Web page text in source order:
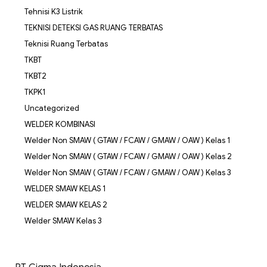
Tehnisi K3 Listrik
TEKNISI DETEKSI GAS RUANG TERBATAS
Teknisi Ruang Terbatas
TKBT
TKBT2
TKPK1
Uncategorized
WELDER KOMBINASI
Welder Non SMAW ( GTAW / FCAW / GMAW / OAW ) Kelas 1
Welder Non SMAW ( GTAW / FCAW / GMAW / OAW ) Kelas 2
Welder Non SMAW ( GTAW / FCAW / GMAW / OAW ) Kelas 3
WELDER SMAW KELAS 1
WELDER SMAW KELAS 2
Welder SMAW Kelas 3